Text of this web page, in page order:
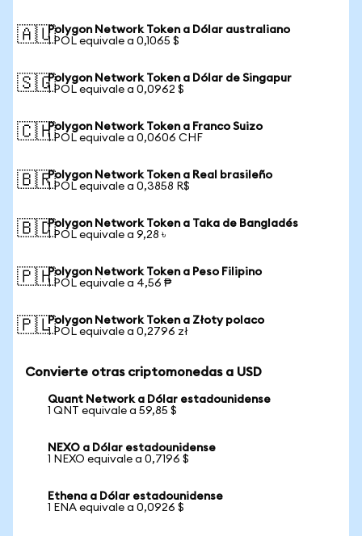
🇦🇺Polygon Network Token a Dólar australiano
1 POL equivale a 0,1065 $
🇸🇬Polygon Network Token a Dólar de Singapur
1 POL equivale a 0,0962 $
🇨🇭Polygon Network Token a Franco Suizo
1 POL equivale a 0,0606 CHF
🇧🇷Polygon Network Token a Real brasileño
1 POL equivale a 0,3858 R$
🇧🇩Polygon Network Token a Taka de Bangladés
1 POL equivale a 9,28 ৳
🇵🇭Polygon Network Token a Peso Filipino
1 POL equivale a 4,56 ₱
🇵🇱Polygon Network Token a Złoty polaco
1 POL equivale a 0,2796 zł
Convierte otras criptomonedas a USD
Quant Network a Dólar estadounidense
1 QNT equivale a 59,85 $
NEXO a Dólar estadounidense
1 NEXO equivale a 0,7196 $
Ethena a Dólar estadounidense
1 ENA equivale a 0,0926 $